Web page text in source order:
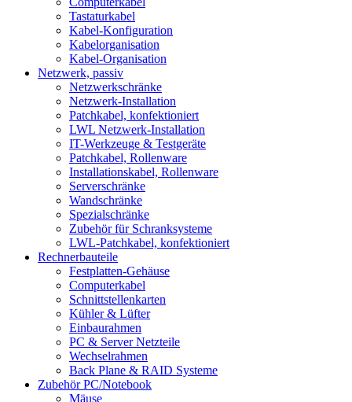
Tastaturkabel
Kabel-Konfiguration
Kabelorganisation
Kabel-Organisation
Netzwerk, passiv
Netzwerkschränke
Netzwerk-Installation
Patchkabel, konfektioniert
LWL Netzwerk-Installation
IT-Werkzeuge & Testgeräte
Patchkabel, Rollenware
Installationskabel, Rollenware
Serverschränke
Wandschränke
Spezialschränke
Zubehör für Schranksysteme
LWL-Patchkabel, konfektioniert
Rechnerbauteile
Festplatten-Gehäuse
Computerkabel
Schnittstellenkarten
Kühler & Lüfter
Einbaurahmen
PC & Server Netzteile
Wechselrahmen
Back Plane & RAID Systeme
Zubehör PC/Notebook
Mäuse